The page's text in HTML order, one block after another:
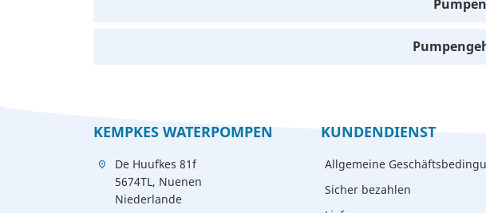
KEMPKES WATERPOMPEN
location_on
De Huufkes 81f
5674TL, Nuenen
Niederlande
KUNDENDIENST
Allgemeine
Sicher bezahlen